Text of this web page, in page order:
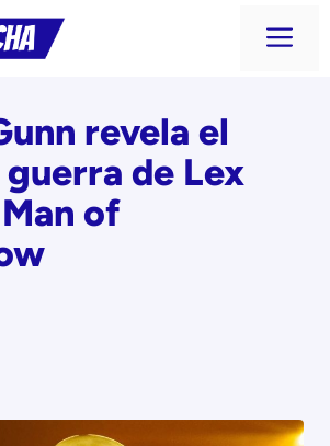
revela el
de Lex
of